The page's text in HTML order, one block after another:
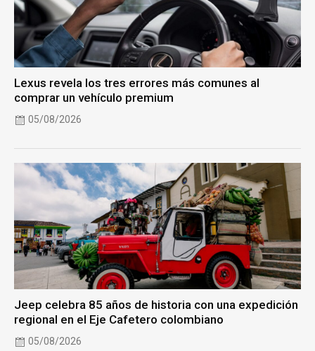
Lexus revela los tres errores más comunes al
comprar un vehículo premium
05/08/2026
Jeep celebra 85 años de historia con una expedición
regional en el Eje Cafetero colombiano
05/08/2026